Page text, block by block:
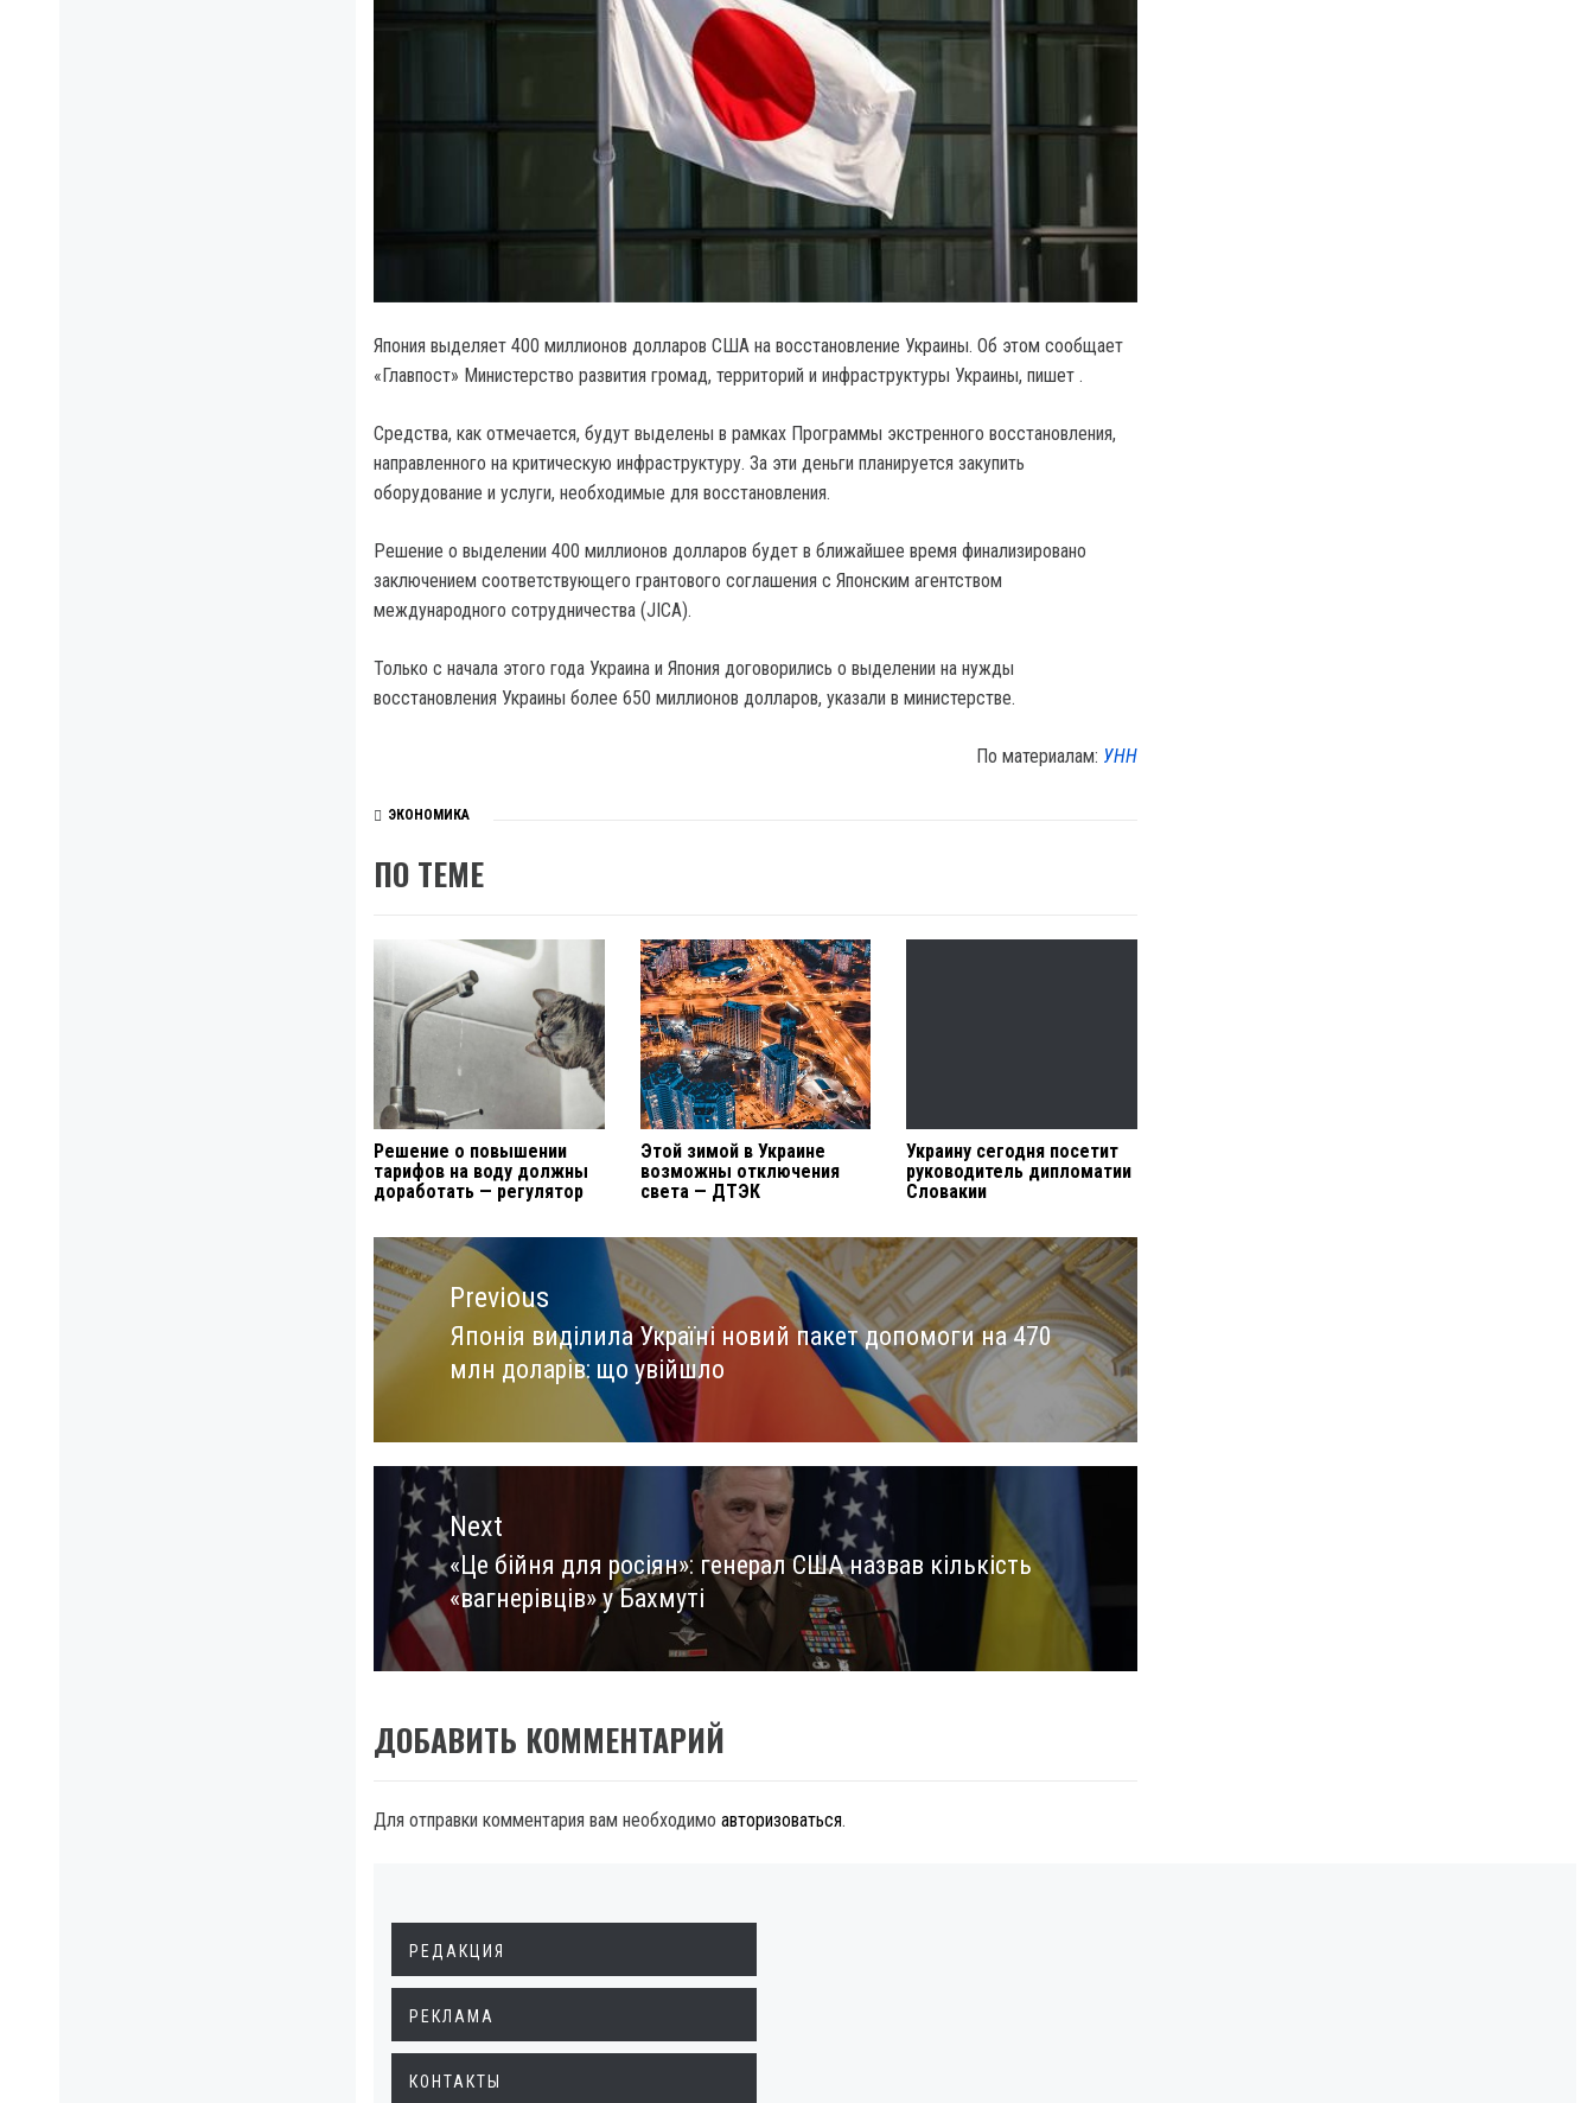
Япония выделяет 400 миллионов долларов США на восстановление Украины. Об этом сообщает
«Главпост» Министерство развития громад, территорий и инфраструктуры Украины, пишет .
Средства, как отмечается, будут выделены в рамках Программы экстренного восстановления,
направленного на критическую инфраструктуру. За эти деньги планируется закупить
оборудование и услуги, необходимые для восстановления.
Решение о выделении 400 миллионов долларов будет в ближайшее время финализировано
заключением соответствующего грантового соглашения с Японским агентством
международного сотрудничества (JICA).
Только с начала этого года Украина и Япония договорились о выделении на нужды
восстановления Украины более 650 миллионов долларов, указали в министерстве.
По материалам: УНН
ЭКОНОМИКА
ПО ТЕМЕ
Решение о повышении
тарифов на воду должны
доработать — регулятор
Этой зимой в Украине
возможны отключения
света — ДТЭК
Украину сегодня посетит
руководитель дипломатии
Словакии
Навигация
по
записямPrevious
Previous
post:
Японія виділила Україні новий пакет допомоги на 470
млн доларів: що увійшло
Next
Next
post:
«Це бійня для росіян»: генерал США назвав кількість
«вагнерівців» у Бахмуті
ДОБАВИТЬ КОММЕНТАРИЙ
Для отправки комментария вам необходимо авторизоваться.
РЕДАКЦИЯ
РЕКЛАМА
КОНТАКТЫ